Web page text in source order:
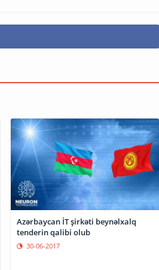
Azərbaycan İT şirkəti beynəlxalq
tenderin qalibi olub
30-06-2017